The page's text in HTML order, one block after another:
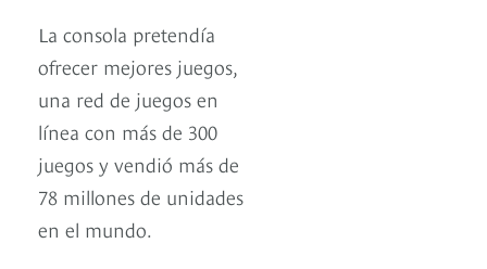
La consola pretendía
ofrecer mejores juegos,
una red de juegos en
línea con más de 300
juegos y vendió más de
78 millones de unidades
en el mundo.